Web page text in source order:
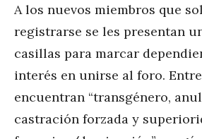
A los nuevos miembros que
registrarse se les presentan
casillas para marcar
interés en unirse al foro.
encuentran “transgénero,
castración forzada y